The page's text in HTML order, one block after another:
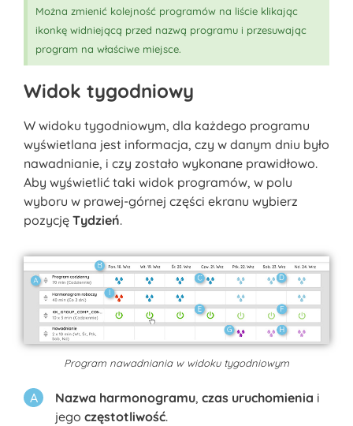
Można zmienić kolejność programów na liście klikając
ikonkę widniejącą przed nazwą programu i przesuwając
program na właściwe miejsce.
Widok tygodniowy
W widoku tygodniowym, dla każdego programu
wyświetlana jest informacja, czy w danym dniu było
nawadnianie, i czy zostało wykonane prawidłowo.
Aby wyświetlić taki widok programów, w polu
wyboru w prawej-górnej części ekranu wybierz
pozycję Tydzień.
Program nawadniania w widoku tygodniowym
Nazwa harmonogramu, czas uruchomienia i
jego częstotliwość.